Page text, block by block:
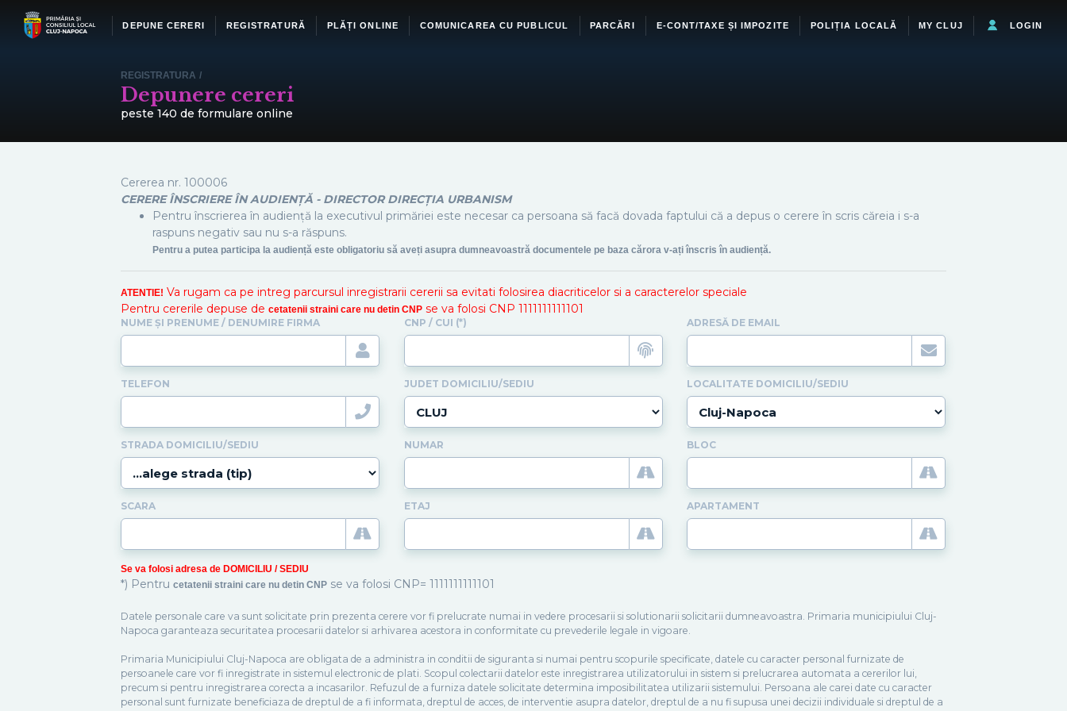
DEPUNE CERERI REGISTRATURĂ PLĂȚI ONLINE COMUNICAREA CU PUBLICUL PARCĂRI E-CONT/TAXE ȘI IMPOZITE POLIȚIA LOCALĂ MY CLUJ LOGIN
REGISTRATURA /
Depunere cereri
peste 140 de formulare online
Cererea nr. 100006
CERERE ÎNSCRIERE ÎN AUDIENȚĂ - DIRECTOR DIRECȚIA URBANISM
Pentru înscrierea în audiență la executivul primăriei este necesar ca persoana să facă dovada faptului că a depus o cerere în scris căreia i s-a
raspuns negativ sau nu s-a răspuns.
Pentru a putea participa la audiență este obligatoriu să aveți asupra dumneavoastră documentele pe baza cărora v-ați înscris în audiență.
ATENTIE! Va rugam ca pe intreg parcursul inregistrarii cererii sa evitati folosirea diacriticelor si a caracterelor speciale
Pentru cererile depuse de cetatenii straini care nu detin CNP se va folosi CNP 1111111111101
NUME ȘI PRENUME / DENUMIRE FIRMA CNP / CUI (*) ADRESĂ DE EMAIL
TELEFON JUDET DOMICILIU/SEDIU LOCALITATE DOMICILIU/SEDIU
STRADA DOMICILIU/SEDIU NUMAR BLOC
SCARA ETAJ APARTAMENT
Se va folosi adresa de DOMICILIU / SEDIU
*) Pentru cetatenii straini care nu detin CNP se va folosi CNP= 1111111111101
Datele personale care va sunt solicitate prin prezenta cerere vor fi prelucrate numai in vedere procesarii si solutionarii solicitarii dumneavoastra. Primaria municipiului Cluj-
Napoca garanteaza securitatea procesarii datelor si arhivarea acestora in conformitate cu prevederile legale in vigoare.
Primaria Municipiului Cluj-Napoca are obligata de a administra in conditii de siguranta si numai pentru scopurile specificate, datele cu caracter personal furnizate de
persoanele care vor fi inregistrate in sistemul electronic de plati. Scopul colectarii datelor este inregistrarea utilizatorului in sistem si prelucrarea automata a cererilor lui,
precum si pentru inregistrarea corecta a incasarilor. Refuzul de a furniza datele solicitate determina imposibilitatea utilizarii sistemului. Persoana ale carei date cu caracter
personal sunt furnizate beneficiaza de dreptul de a fi informata, dreptul de acces, de interventie asupra datelor, dreptul de a nu fi supusa unei decizii individuale si dreptul de a